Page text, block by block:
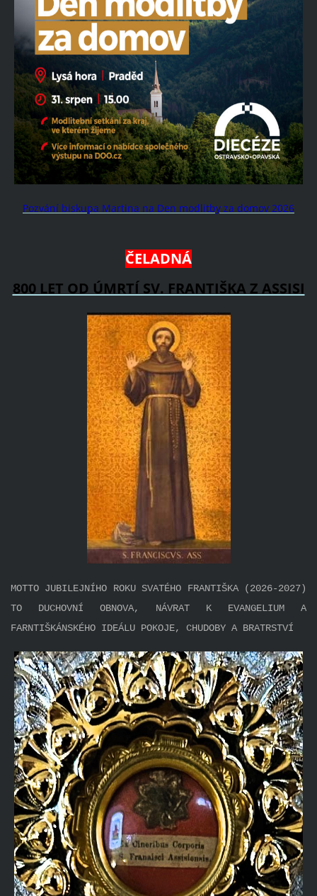
Pozvání biskupa Martina na Den modlitby za domov 2026
ČELADNÁ
800 LET OD ÚMRTÍ SV. FRANTIŠKA Z ASSISI
MOTTO JUBILEJNÍHO ROKU SVATÉHO FRANTIŠKA (2026-2027)
TO DUCHOVNÍ OBNOVA, NÁVRAT K EVANGELIUM A
FARNTIŠKÁNSKÉHO IDEÁLU POKOJE, CHUDOBY A BRATRSTVÍ